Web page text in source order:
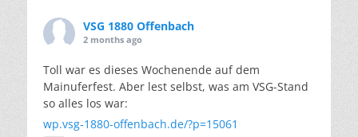
VSG 1880 Offenbach
2 months ago
Toll war es dieses Wochenende auf dem
Mainuferfest. Aber lest selbst, was am VSG-Stand
so alles los war:
wp.vsg-1880-offenbach.de/?p=15061